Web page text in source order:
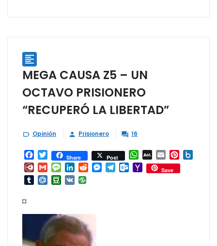

MEGA CAUSA Z5 – UN
OCTAVO PRISIONERO
“RECUPERÓ LA LIBERTAD”
 Opinión  Prisionero  16
Facebook
TwitterShare Post WhatsApp
AOL
Mail
EmailPinterest
Diary.RuGmailMessage
LinkedInRedditMessenger
TelegramOutlook.com
YahooSave
TumblrMail.RuDouban
VK
◘